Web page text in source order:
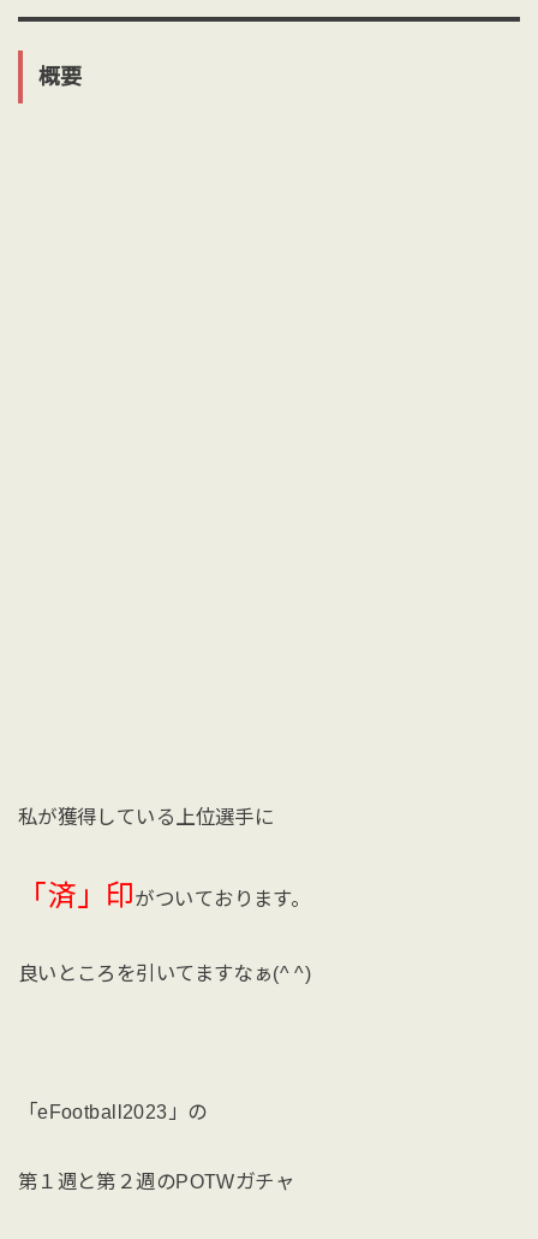
概要
私が獲得している上位選手に
「済」印がついております。
良いところを引いてますなぁ(^ ^)
「eFootball2023」の
第１週と第２週のPOTWガチャ